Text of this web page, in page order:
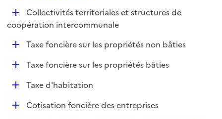
p
l
i
e
r
D
é
Collectivités territoriales et structures de
coopération intercommunale
DTaxe foncière sur les propriétés non bâties
DTaxe foncière sur les propriétés bâties
DTaxe d'habitation
DCotisation foncière des entreprises